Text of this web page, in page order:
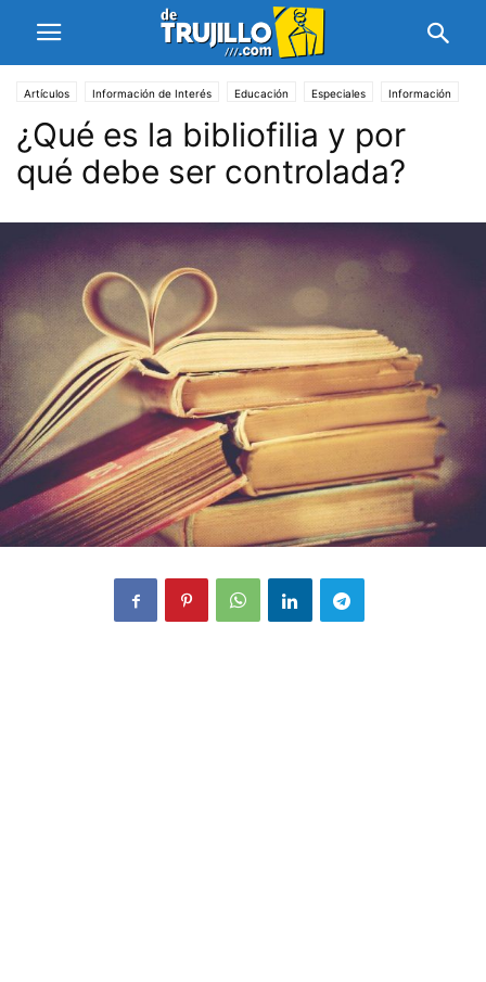
Artículos Información de Interés Educación Especiales Información
Psicología
¿Qué es la bibliofilia y por
qué debe ser controlada?